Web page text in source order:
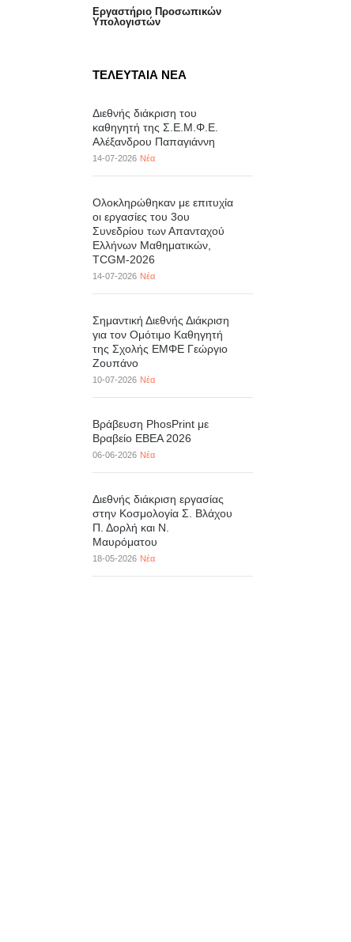
Eργαστήριo Προσωπικών
Υπολογιστών
ΤΕΛΕΥΤΑΙΑ ΝΕΑ
Διεθνής διάκριση του
καθηγητή της Σ.Ε.Μ.Φ.Ε.
Αλέξανδρου Παπαγιάννη
14-07-2026 Νέα
Ολοκληρώθηκαν με επιτυχία
οι εργασίες του 3ου
Συνεδρίου των Απανταχού
Ελλήνων Μαθηματικών,
TCGM-2026
14-07-2026 Νέα
Σημαντική Διεθνής Διάκριση
για τον Ομότιμο Καθηγητή
της Σχολής ΕΜΦΕ Γεώργιο
Ζουπάνο
10-07-2026 Νέα
Βράβευση PhosPrint με
Βραβείο ΕΒΕΑ 2026
06-06-2026 Νέα
Διεθνής διάκριση εργασίας
στην Κοσμολογία Σ. Βλάχου
Π. Δορλή και Ν.
Μαυρόματου
18-05-2026 Νέα